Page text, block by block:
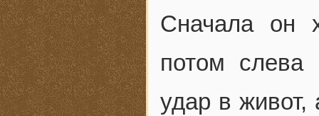
Сначала он
потом слева
удар в